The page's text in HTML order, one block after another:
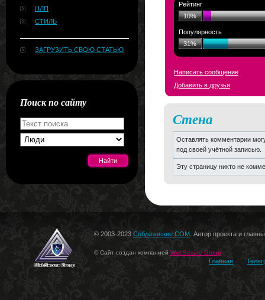
НЛП
СТИЛЬ
ЗАГРУЗИТЬ СВОЮ СТАТЬЮ
Поиск по сайту
Рейтинг
10%
Популярность
31%
Написать сообщение
Добавить в друзья
Стена
Оставлять комментарии
под своей учётной записью.
Эту страницу никто не
© 2003-2023 Соблазнение.COM . Автор проекта и
© Сайт создан компанией WebSecure Group
Главная